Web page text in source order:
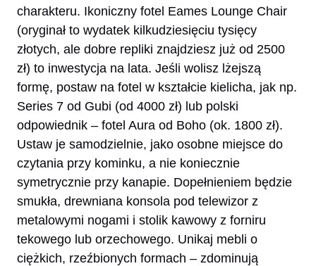
charakteru. Ikoniczny fotel Eames Lounge Chair
(oryginał to wydatek kilkudziesięciu tysięcy
złotych, ale dobre repliki znajdziesz już od 2500
zł) to inwestycja na lata. Jeśli wolisz lżejszą
formę, postaw na fotel w kształcie kielicha, jak np.
Series 7 od Gubi (od 4000 zł) lub polski
odpowiednik – fotel Aura od Boho (ok. 1800 zł).
Ustaw je samodzielnie, jako osobne miejsce do
czytania przy kominku, a nie koniecznie
symetrycznie przy kanapie. Dopełnieniem będzie
smukła, drewniana konsola pod telewizor z
metalowymi nogami i stolik kawowy z forniru
tekowego lub orzechowego. Unikaj mebli o
ciężkich, rzeźbionych formach – zdominują